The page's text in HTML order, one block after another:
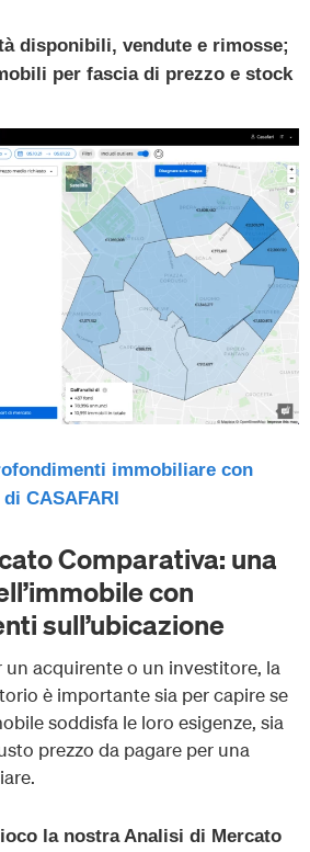
disponibili, vendute e rimosse;
per fascia di prezzo e stock
immobiliare con
CASAFARI
Comparativa: una
con
sull’ubicazione
un acquirente o un investitore, la
è importante sia per capire se
soddisfa le loro esigenze, sia
prezzo da pagare per una
la nostra Analisi di Mercato